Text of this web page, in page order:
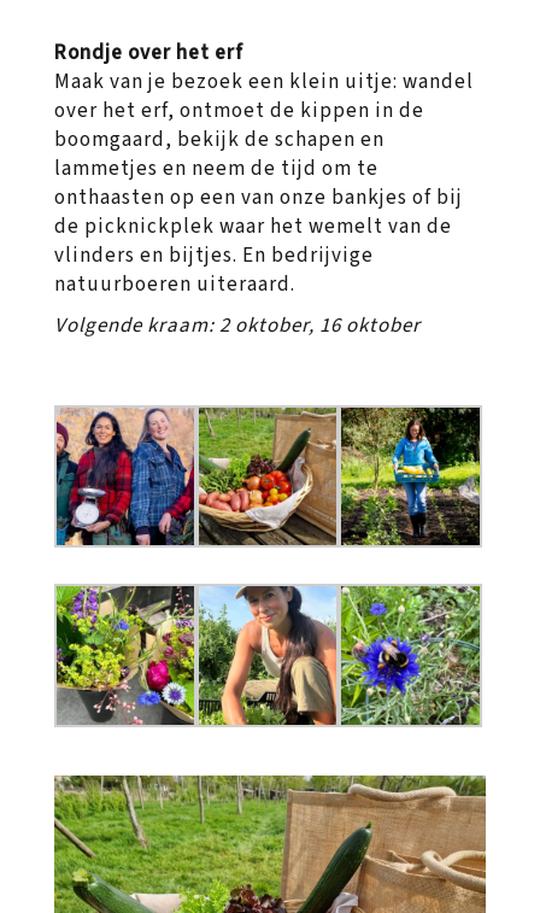
Rondje over het erf
Maak van je bezoek een klein uitje: wandel
over het erf, ontmoet de kippen in de
boomgaard, bekijk de schapen en
lammetjes en neem de tijd om te
onthaasten op een van onze bankjes of bij
de picknickplek waar het wemelt van de
vlinders en bijtjes. En bedrijvige
natuurboeren uiteraard.
Volgende kraam: 2 oktober, 16 oktober